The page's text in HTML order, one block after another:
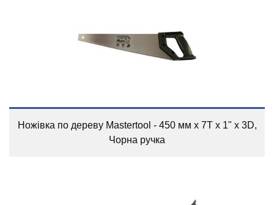
Ножівка по дереву Mastertool - 450 мм x 7T x 1" x 3D,
Чорна ручка